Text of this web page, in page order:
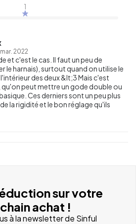
1
mar. 2022
et c'est le cas. Il faut un peu de
le harnais), surtout quand on utilise le
des deux &lt;3 Mais c'est
qu'on peut mettre un gode double ou
Ces derniers sont un peu plus
la rigidité et le bon réglage qu'ils
sur votre
achat !
à la newsletter de Sinful